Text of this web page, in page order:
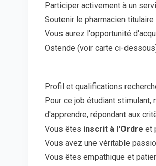
Participer activement à un
Soutenir le pharmacien
Vous aurez l'opportunité
Ostende (voir carte ci-
Profil et qualifications
Pour ce job étudiant stimulant,
d'apprendre, répondant aux
Vous êtes inscrit à l'Ordre et
Vous avez une véritable
Vous êtes empathique et